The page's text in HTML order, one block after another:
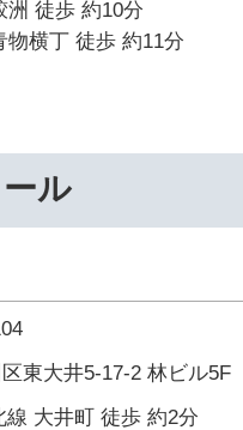
洲 徒歩 約10分
物横丁 徒歩 約11分
ル
東大井5-17-2 林ビル5F
線 大井町 徒歩 約2分